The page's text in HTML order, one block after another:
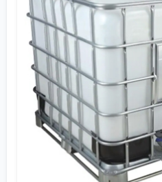
например, сейчас вышли
уровень чистоты, и
компандеры закупают
поликонденсацию у себя.
цепочку.
Геополитические трения
неопределённости.
разрывы — всё это
искать дублирующие
создавать буферные